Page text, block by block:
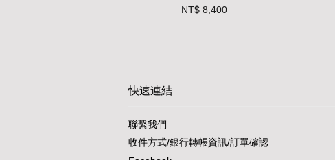
NT$ 8,400
快速連結
聯繫我們
收件方式/銀行轉帳資訊/訂單確認